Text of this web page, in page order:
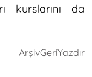
kurslarını da
ArşivGeriYazdır